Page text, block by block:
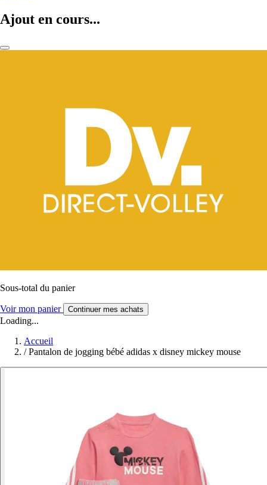
Ajout en cours...
Sous-total du panier
Voir mon panier Continuer mes achats
Loading...
Accueil
/ Pantalon de jogging bébé adidas x disney mickey mouse